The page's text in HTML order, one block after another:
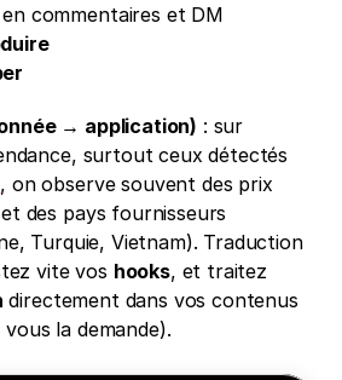
commentaires et DM
→ application) : sur
surtout ceux détectés
, on observe souvent des prix
et des pays fournisseurs
Turquie, Vietnam). Traduction
vite vos hooks, et traitez
directement dans vos contenus
la demande).